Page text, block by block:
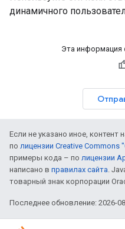
динамичного
Эта информация
Если не указано иное, контент
по лицензии Creative Commons
примеры кода – по лицензии
написано в правилах сайта.
товарный знак корпорации
Последнее обновление: 2026-